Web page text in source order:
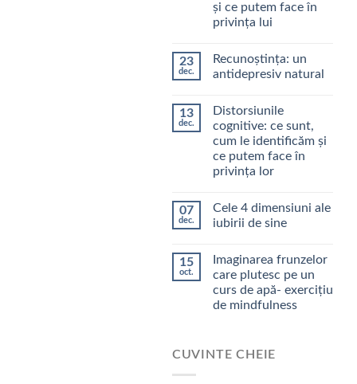
și ce putem face în
privința lui
23
dec.
Recunoștința: un
antidepresiv natural
13
dec.
Distorsiunile
cognitive: ce sunt,
cum le identificăm şi
ce putem face în
privinţa lor
07
dec.
Cele 4 dimensiuni ale
iubirii de sine
15
oct.
Imaginarea frunzelor
care plutesc pe un
curs de apă- exercițiu
de mindfulness
CUVINTE CHEIE